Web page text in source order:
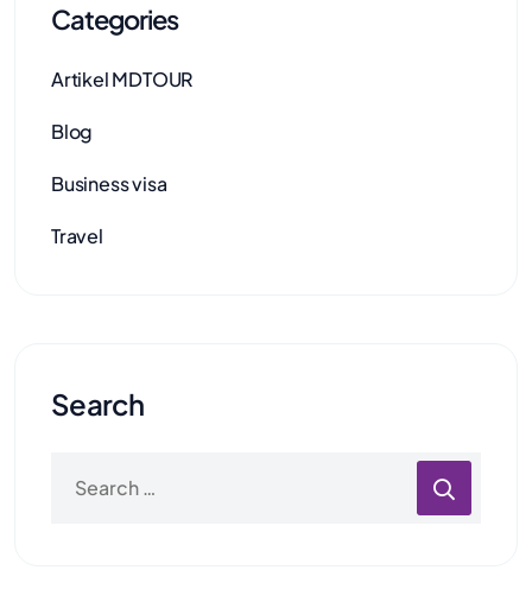
Categories
Artikel MDTOUR
Blog
Business visa
Travel
Search